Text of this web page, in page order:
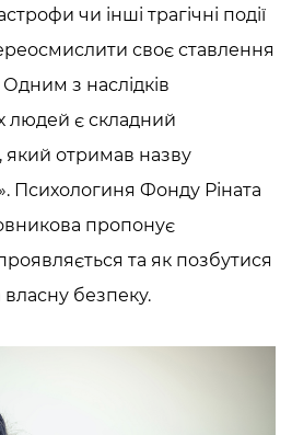
чи інші трагічні події
своє ставлення
з наслідків
людей є складний
який отримав назву
Психологиня Фонду Ріната
пропонує
та як позбутися
безпеку.